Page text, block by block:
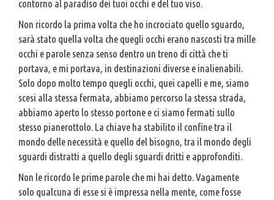
contorno al paradiso dei tuoi occhi e del tuo viso.
Non ricordo la prima volta che ho incrociato quello sguardo,
sarà stato quella volta che quegli occhi erano nascosti tra mille
occhi e parole senza senso dentro un treno di città che ti
portava, e mi portava, in destinazioni diverse e inalienabili.
Solo dopo molto tempo quegli occhi, quei capelli e me, siamo
scesi alla stessa fermata, abbiamo percorso la stessa strada,
abbiamo aperto lo stesso portone e ci siamo fermati sullo
stesso pianerottolo. La chiave ha stabilito il confine tra il
mondo delle necessità e quello del bisogno, tra il mondo degli
sguardi distratti a quello degli sguardi dritti e approfonditi.
Non le ricordo le prime parole che mi hai detto. Vagamente
solo qualcuna di esse si è impressa nella mente, come fosse